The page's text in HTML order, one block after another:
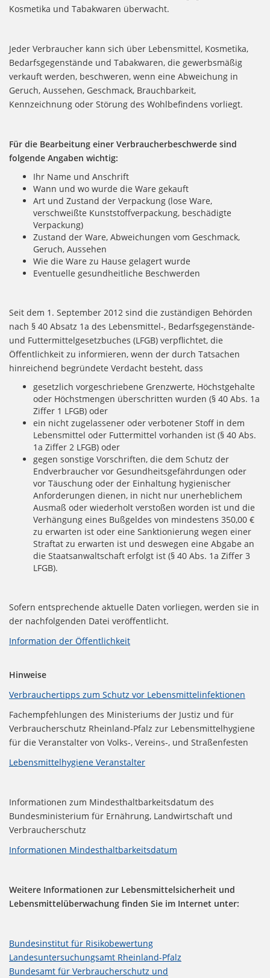
Kosmetika und Tabakwaren überwacht.
Jeder Verbraucher kann sich über Lebensmittel, Kosmetika,
Bedarfsgegenstände und Tabakwaren, die gewerbsmäßig
verkauft werden, beschweren, wenn eine Abweichung in
Geruch, Aussehen, Geschmack, Brauchbarkeit,
Kennzeichnung oder Störung des Wohlbefindens vorliegt.
Für die Bearbeitung einer Verbraucherbeschwerde sind
folgende Angaben wichtig:
Ihr Name und Anschrift
Wann und wo wurde die Ware gekauft
Art und Zustand der Verpackung (lose Ware,
verschweißte Kunststoffverpackung, beschädigte
Verpackung)
Zustand der Ware, Abweichungen vom Geschmack,
Geruch, Aussehen
Wie die Ware zu Hause gelagert wurde
Eventuelle gesundheitliche Beschwerden
Seit dem 1. September 2012 sind die zuständigen Behörden
nach § 40 Absatz 1a des Lebensmittel-, Bedarfsgegenstände-
und Futtermittelgesetzbuches (LFGB) verpflichtet, die
Öffentlichkeit zu informieren, wenn der durch Tatsachen
hinreichend begründete Verdacht besteht, dass
gesetzlich vorgeschriebene Grenzwerte, Höchstgehalte
oder Höchstmengen überschritten wurden (§ 40 Abs. 1a
Ziffer 1 LFGB) oder
ein nicht zugelassener oder verbotener Stoff in dem
Lebensmittel oder Futtermittel vorhanden ist (§ 40 Abs.
1a Ziffer 2 LFGB) oder
gegen sonstige Vorschriften, die dem Schutz der
Endverbraucher vor Gesundheitsgefährdungen oder
vor Täuschung oder der Einhaltung hygienischer
Anforderungen dienen, in nicht nur unerheblichem
Ausmaß oder wiederholt verstoßen worden ist und die
Verhängung eines Bußgeldes von mindestens 350,00 €
zu erwarten ist oder eine Sanktionierung wegen einer
Straftat zu erwarten ist und deswegen eine Abgabe an
die Staatsanwaltschaft erfolgt ist (§ 40 Abs. 1a Ziffer 3
LFGB).
Sofern entsprechende aktuelle Daten vorliegen, werden sie in
der nachfolgenden Datei veröffentlicht.
Information der Öffentlichkeit
Hinweise
Verbrauchertipps zum Schutz vor Lebensmittelinfektionen
Fachempfehlungen des Ministeriums der Justiz und für
Verbraucherschutz Rheinland-Pfalz zur Lebensmittelhygiene
für die Veranstalter von Volks-, Vereins-, und Straßenfesten
Lebensmittelhygiene Veranstalter
Informationen zum Mindesthaltbarkeitsdatum des
Bundesministerium für Ernährung, Landwirtschaft und
Verbraucherschutz
Informationen Mindesthaltbarkeitsdatum
Weitere Informationen zur Lebensmittelsicherheit und
Lebensmittelüberwachung finden Sie im Internet unter:
Bundesinstitut für Risikobewertung
Landesuntersuchungsamt Rheinland-Pfalz
Bundesamt für Verbraucherschutz und